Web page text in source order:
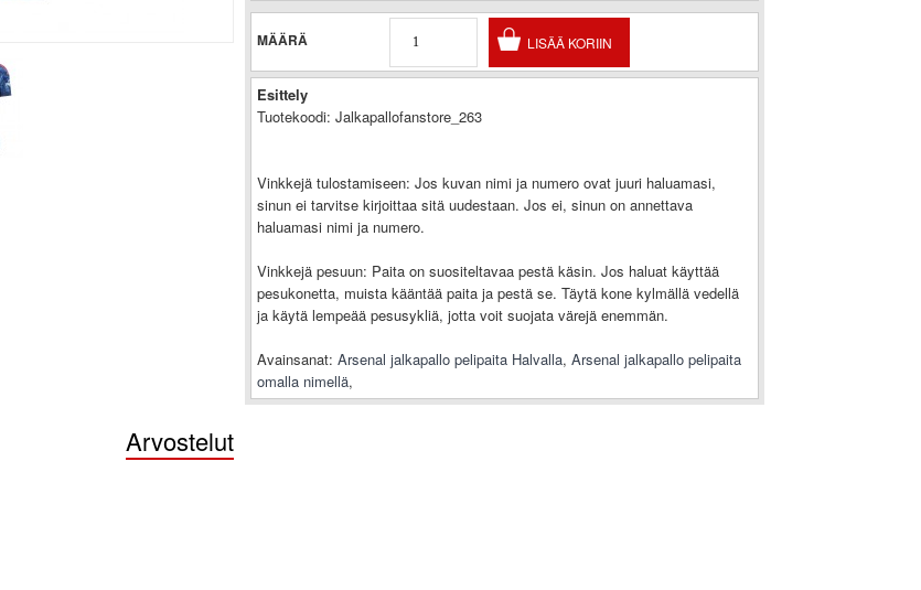
MÄÄRÄ
Esittely
Tuotekoodi: Jalkapallofanstore_263
Vinkkejä tulostamiseen: Jos kuvan nimi ja numero ovat juuri haluamasi,
sinun ei tarvitse kirjoittaa sitä uudestaan. Jos ei, sinun on annettava
haluamasi nimi ja numero.
Vinkkejä pesuun: Paita on suositeltavaa pestä käsin. Jos haluat käyttää
pesukonetta, muista kääntää paita ja pestä se. Täytä kone kylmällä vedellä
ja käytä lempeää pesusykliä, jotta voit suojata värejä enemmän.
Avainsanat: Arsenal jalkapallo pelipaita Halvalla, Arsenal jalkapallo pelipaita
omalla nimellä,
Arvostelut